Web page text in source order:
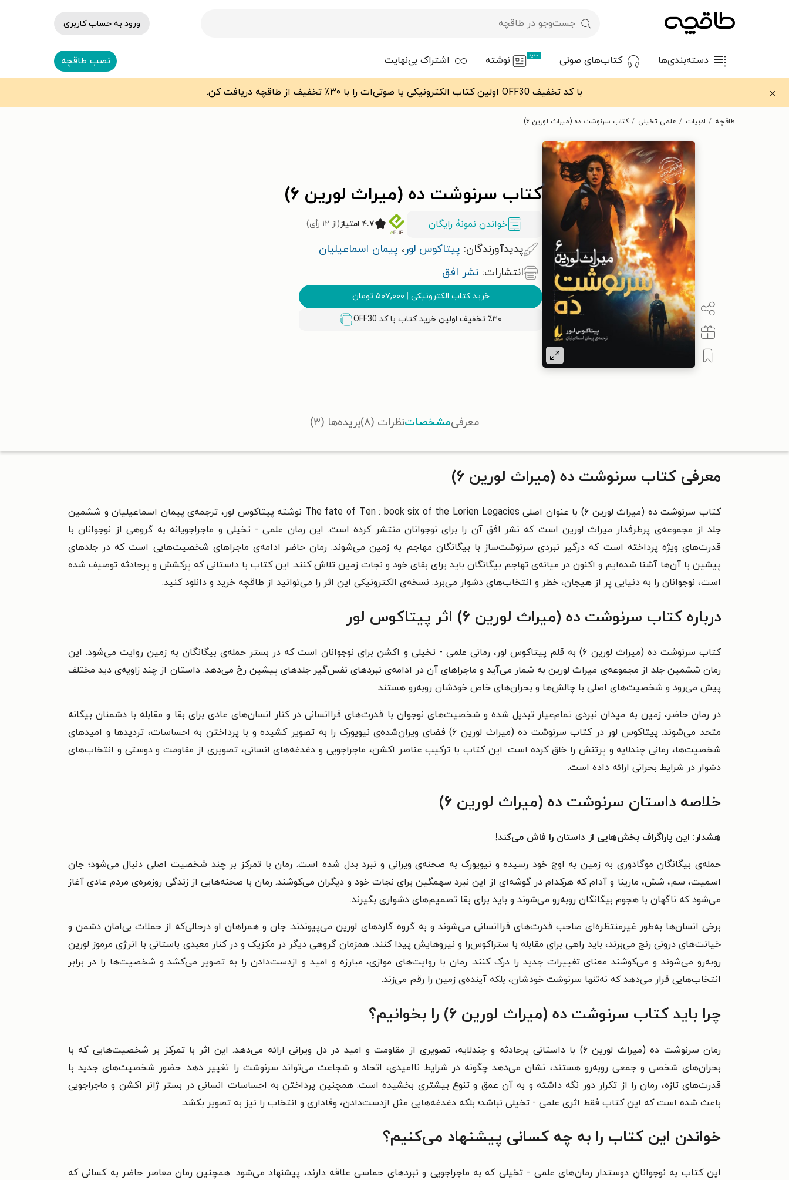
ورود به حساب کاربری
دسته‌بندی‌ها کتاب‌های صوتی جدید نوشته اشتراک بی‌نهایت نصب طاقچه
با کد تخفیف OFF30 اولین کتاب الکترونیکی یا صوتی‌ات را با ۳۰٪ تخفیف از طاقچه دریافت کن.
طاقچه ادبیات علمی تخیلی کتاب سرنوشت ده (میراث لورین ۶)
کتاب سرنوشت ده (میراث لورین ۶)
خواندن نمونۀ رایگان ۴.۷ امتیاز (از ۱۲ رأی)
پدیدآورندگان: پیتاکوس لور، پیمان اسماعیلیان
انتشارات: نشر افق
خرید کتاب الکترونیکی ۵۰۷,۰۰۰ تومان
٪۳۰ تخفیف اولین خرید کتاب با کد OFF30
معرفیمشخصاتنظرات (۸) بریده‌ها (۳)
معرفی کتاب سرنوشت ده (میراث لورین ۶)
کتاب سرنوشت ده (میراث لورین ۶) با عنوان اصلی The fate of Ten : book six of the Lorien Legacies نوشته پیتاکوس لور، ترجمه‌ی پیمان اسماعیلیان و ششمین
جلد از مجموعه‌ی پرطرفدار میراث لورین است که نشر افق آن را برای نوجوانان منتشر کرده است. این رمان علمی - تخیلی و ماجراجویانه به گروهی از نوجوانان با
قدرت‌های ویژه پرداخته است که درگیر نبردی سرنوشت‌ساز با بیگانگان مهاجم به زمین می‌شوند. رمان حاضر ادامه‌ی ماجراهای شخصیت‌هایی است که در جلدهای
پیشین با آن‌ها آشنا شده‌ایم و اکنون در میانه‌ی تهاجم بیگانگان باید برای بقای خود و نجات زمین تلاش کنند. این کتاب با داستانی که پرکشش و پرحادثه توصیف شده
است، نوجوانان را به دنیایی پر از هیجان، خطر و انتخاب‌های دشوار می‌برد. نسخه‌ی الکترونیکی این اثر را می‌توانید از طاقچه خرید و دانلود کنید.
درباره کتاب سرنوشت ده (میراث لورین ۶) اثر پیتاکوس لور
کتاب سرنوشت ده (میراث لورین ۶) به قلم پیتاکوس لور، رمانی علمی - تخیلی و اکشن برای نوجوانان است که در بستر حمله‌ی بیگانگان به زمین روایت می‌شود. این
رمان ششمین جلد از مجموعه‌ی میراث لورین به شمار می‌آید و ماجراهای آن در ادامه‌ی نبردهای نفس‌گیر جلدهای پیشین رخ می‌دهد. داستان از چند زاویه‌ی دید مختلف
پیش می‌رود و شخصیت‌های اصلی با چالش‌ها و بحران‌های خاص خودشان روبه‌رو هستند.
در رمان حاضر، زمین به میدان نبردی تمام‌عیار تبدیل شده و شخصیت‌های نوجوان با قدرت‌های فراانسانی در کنار انسان‌های عادی برای بقا و مقابله با دشمنان بیگانه
متحد می‌شوند. پیتاکوس لور در کتاب سرنوشت ده (میراث لورین ۶) فضای ویران‌شده‌ی نیویورک را به تصویر کشیده و با پرداختن به احساسات، تردیدها و امیدهای
شخصیت‌ها، رمانی چندلایه و پرتنش را خلق کرده است. این کتاب با ترکیب عناصر اکشن، ماجراجویی و دغدغه‌های انسانی، تصویری از مقاومت و دوستی و انتخاب‌های
دشوار در شرایط بحرانی ارائه داده است.
خلاصه داستان سرنوشت ده (میراث لورین ۶)
هشدار: این پاراگراف بخش‌هایی از داستان را فاش می‌کند!
حمله‌ی بیگانگان موگادوری به زمین به اوج خود رسیده و نیویورک به صحنه‌ی ویرانی و نبرد بدل شده است. رمان با تمرکز بر چند شخصیت اصلی دنبال می‌شود؛ جان
اسمیت، سم، شش، مارینا و آدام که هرکدام در گوشه‌ای از این نبرد سهمگین برای نجات خود و دیگران می‌کوشند. رمان با صحنه‌هایی از زندگی روزمره‌ی مردم عادی آغاز
می‌شود که ناگهان با هجوم بیگانگان روبه‌رو می‌شوند و باید برای بقا تصمیم‌های دشواری بگیرند.
برخی انسان‌ها به‌طور غیرمنتظره‌ای صاحب قدرت‌های فراانسانی می‌شوند و به گروه گاردهای لورین می‌پیوندند. جان و همراهان او درحالی‌که از حملات بی‌امان دشمن و
خیانت‌های درونی رنج می‌برند، باید راهی برای مقابله با ستراکوس‌را و نیروهایش پیدا کنند. همزمان گروهی دیگر در مکزیک و در کنار معبدی باستانی با انرژی مرموز لورین
روبه‌رو می‌شوند و می‌کوشند معنای تغییرات جدید را درک کنند. رمان با روایت‌های موازی، مبارزه و امید و ازدست‌دادن را به تصویر می‌کشد و شخصیت‌ها را در برابر
انتخاب‌هایی قرار می‌دهد که نه‌تنها سرنوشت خودشان، بلکه آینده‌ی زمین را رقم می‌زند.
چرا باید کتاب سرنوشت ده (میراث لورین ۶) را بخوانیم؟
رمان سرنوشت ده (میراث لورین ۶) با داستانی پرحادثه و چندلایه، تصویری از مقاومت و امید در دل ویرانی ارائه می‌دهد. این اثر با تمرکز بر شخصیت‌هایی که با
بحران‌های شخصی و جمعی روبه‌رو هستند، نشان می‌دهد چگونه در شرایط ناامیدی، اتحاد و شجاعت می‌تواند سرنوشت را تغییر دهد. حضور شخصیت‌های جدید با
قدرت‌های تازه، رمان را از تکرار دور نگه داشته و به آن عمق و تنوع بیشتری بخشیده است. همچنین پرداختن به احساسات انسانی در بستر ژانر اکشن و ماجراجویی
باعث شده است که این کتاب فقط اثری علمی - تخیلی نباشد؛ بلکه دغدغه‌هایی مثل ازدست‌دادن، وفاداری و انتخاب را نیز به تصویر بکشد.
خواندن این کتاب را به چه کسانی پیشنهاد می‌کنیم؟
این کتاب به نوجوانانِ دوستدار رمان‌های علمی - تخیلی که به ماجراجویی و نبردهای حماسی علاقه دارند، پیشنهاد می‌شود. همچنین رمان معاصر حاضر به کسانی که